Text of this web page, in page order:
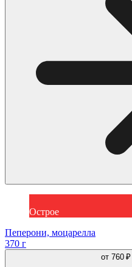
Острое
Пеперони, моцарелла
370 г
от 760 ₽